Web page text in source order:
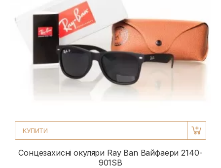
КУПИТИ
Сонцезахисні окуляри Ray Ban Вайфаери 2140-
901SB